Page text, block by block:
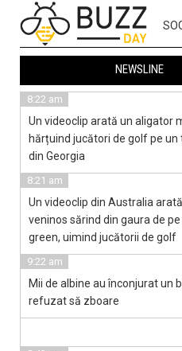
NEWSLINE
8:22 am
Un videoclip arată un aligator
hărțuind jucători de golf pe
din Georgia
8:21 am
Un videoclip din Australia
veninos sărind din gaura de
green, uimind jucătorii de golf
9:22 am
Mii de albine au înconjurat un
refuzat să zboare